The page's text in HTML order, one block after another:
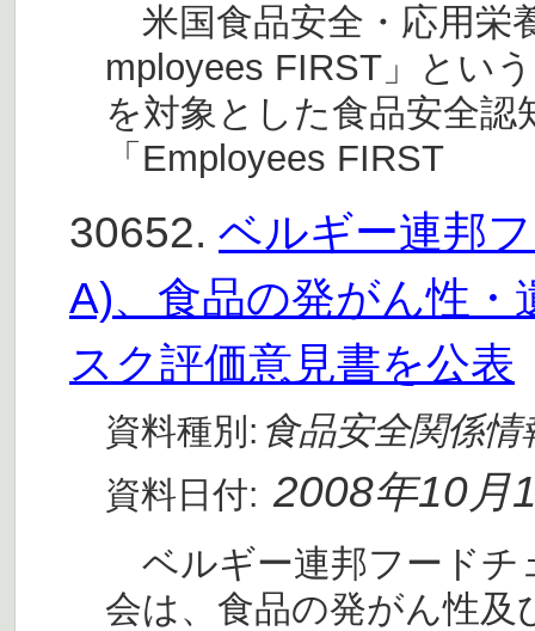
米国食品安全・応用栄
mployees FIRST」とい
を対象とした食品安全
「Employees FIRST
30652. ベルギー連邦
A)、食品の発がん性
スク評価意見書を公表
資料種別: 食品安全関係情
資料日付: 2008年10月
ベルギー連邦フードチ
会は、食品の発がん性